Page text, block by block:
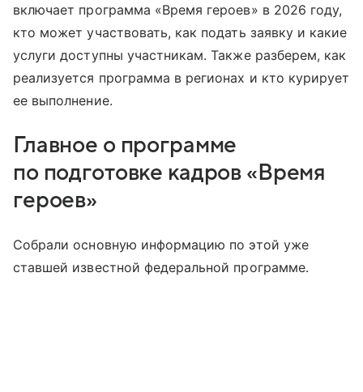
включает программа «Время героев» в 2026 году,
кто может участвовать, как подать заявку и какие
услуги доступны участникам. Также разберем, как
реализуется программа в регионах и кто курирует
ее выполнение.
Главное о программе
по подготовке кадров «Время
героев»
Собрали основную информацию по этой уже
ставшей известной федеральной программе.